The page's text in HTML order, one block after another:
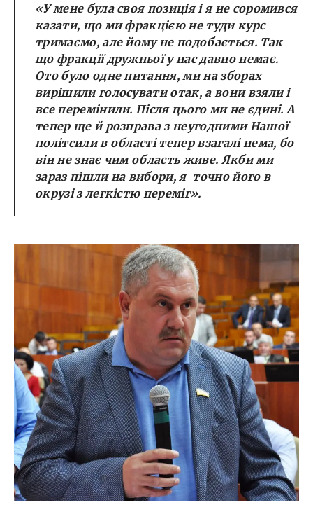
«У мене була своя позиція і я не соромився
казати, що ми фракцією не туди курс
тримаємо, але йому не подобається. Так
що фракції дружньої у нас давно немає.
Ото було одне питання, ми на зборах
вирішили голосувати отак, а вони взяли і
все перемінили. Після цього ми не єдині. А
тепер ще й розправа з неугодними Нашої
політсили в області тепер взагалі нема, бо
він не знає чим область живе. Якби ми
зараз пішли на вибори, я точно його в
окрузі з легкістю переміг».